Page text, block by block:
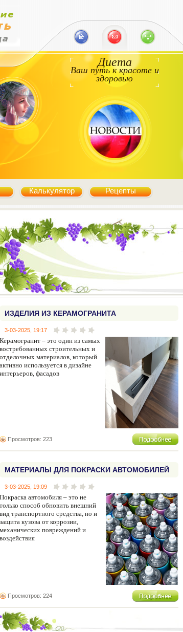
Диета
Ваш путь к красоте и
здоровью
Калькулятор Рецепты
ИЗДЕЛИЯ ИЗ КЕРАМОГРАНИТА
3-03-2025, 19:17
Керамогранит – это один из самых
востребованных строительных и
отделочных материалов, который
активно используется в дизайне
интерьеров, фасадов
Просмотров: 223
МАТЕРИАЛЫ ДЛЯ ПОКРАСКИ АВТОМОБИЛЕЙ
3-03-2025, 19:09
Покраска автомобиля – это не
только способ обновить внешний
вид транспортного средства, но и
защита кузова от коррозии,
механических повреждений и
воздействия
Просмотров: 224